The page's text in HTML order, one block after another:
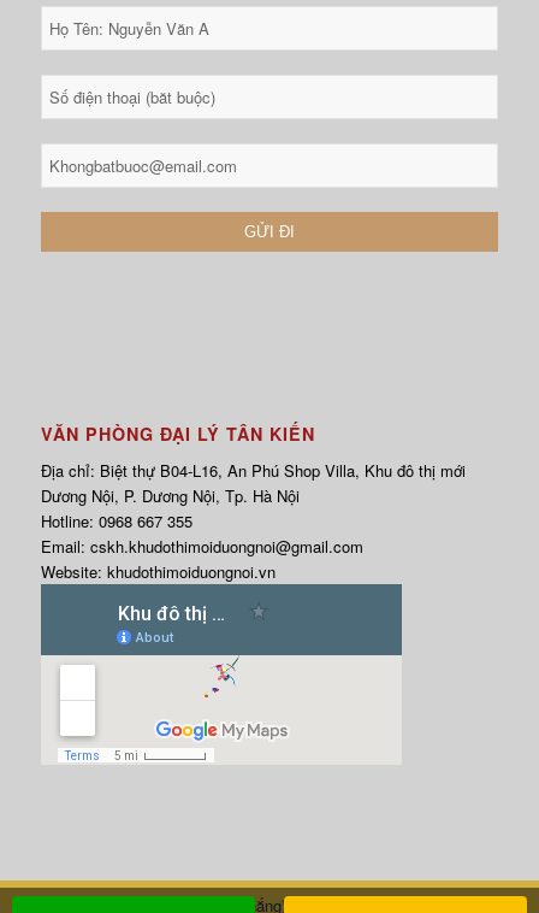
VĂN PHÒNG ĐẠI LÝ TÂN KIẾN
Địa chỉ: Biệt thự B04-L16, An Phú Shop Villa, Khu đô thị mới
Dương Nội, P. Dương Nội, Tp. Hà Nội
Hotline: 0968 667 355
Email: cskh.khudothimoiduongnoi@gmail.com
Website: khudothimoiduongnoi.vn
(Mr. Thắng)| © Copyright 2017 - WEBSITE